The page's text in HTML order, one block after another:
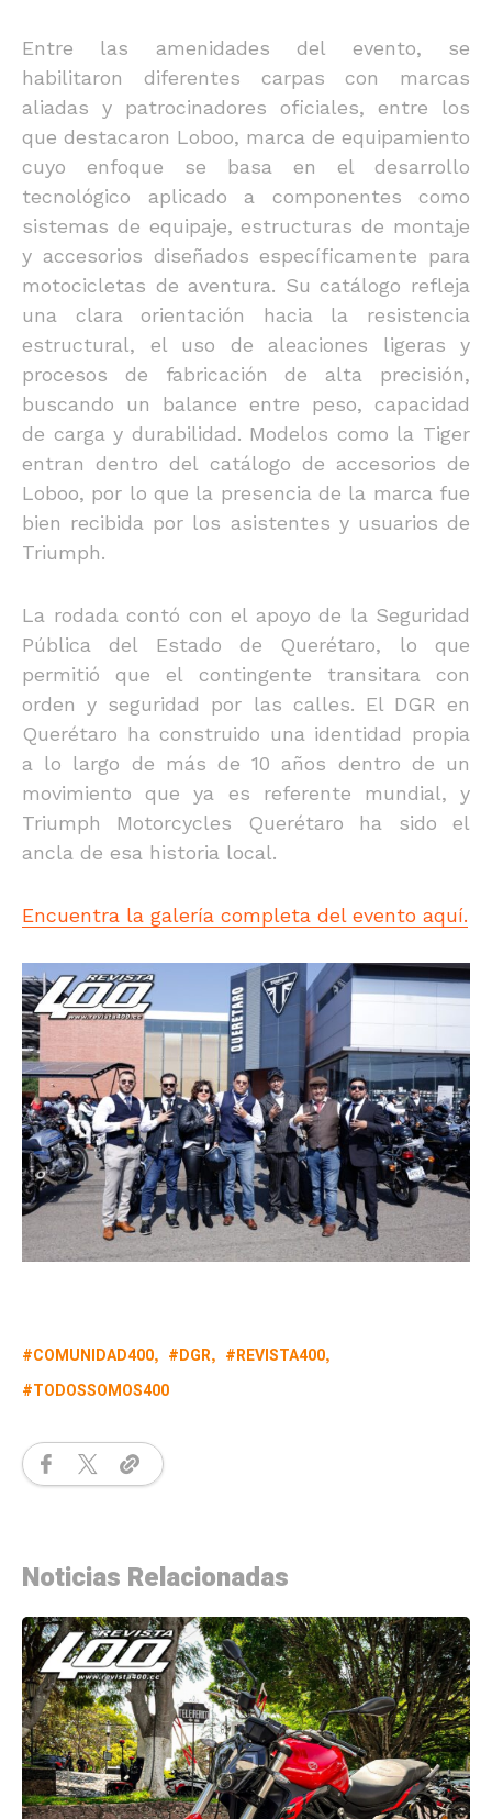
Entre las amenidades del evento, se
habilitaron diferentes carpas con marcas
aliadas y patrocinadores oficiales, entre los
que destacaron Loboo, marca de equipamiento
cuyo enfoque se basa en el desarrollo
tecnológico aplicado a componentes como
sistemas de equipaje, estructuras de montaje
y accesorios diseñados específicamente para
motocicletas de aventura. Su catálogo refleja
una clara orientación hacia la resistencia
estructural, el uso de aleaciones ligeras y
procesos de fabricación de alta precisión,
buscando un balance entre peso, capacidad
de carga y durabilidad. Modelos como la Tiger
entran dentro del catálogo de accesorios de
Loboo, por lo que la presencia de la marca fue
bien recibida por los asistentes y usuarios de
Triumph.
La rodada contó con el apoyo de la Seguridad
Pública del Estado de Querétaro, lo que
permitió que el contingente transitara con
orden y seguridad por las calles. El DGR en
Querétaro ha construido una identidad propia
a lo largo de más de 10 años dentro de un
movimiento que ya es referente mundial, y
Triumph Motorcycles Querétaro ha sido el
ancla de esa historia local.
Encuentra la galería completa del evento aquí.
COMUNIDAD400 DGR
REVISTA400
TODOSSOMOS400
Noticias Relacionadas